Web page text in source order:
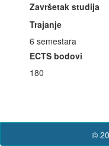
Završetak studija
Trajanje
6 semestara
ECTS bodovi
180
©